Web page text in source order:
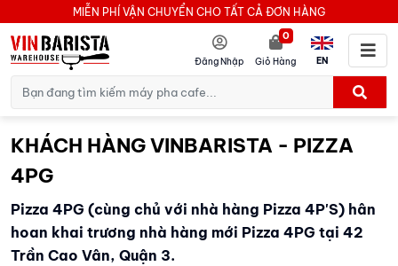
MIỄN PHÍ VẬN CHUYỂN CHO TẤT CẢ ĐƠN HÀNG
Đăng Nhập Giỏ Hàng
0
EN
KHÁCH HÀNG VINBARISTA - PIZZA
4PG
Pizza 4PG (cùng chủ với nhà hàng Pizza 4P'S) hân
hoan khai trương nhà hàng mới Pizza 4PG tại 42
Trần Cao Vân, Quận 3.